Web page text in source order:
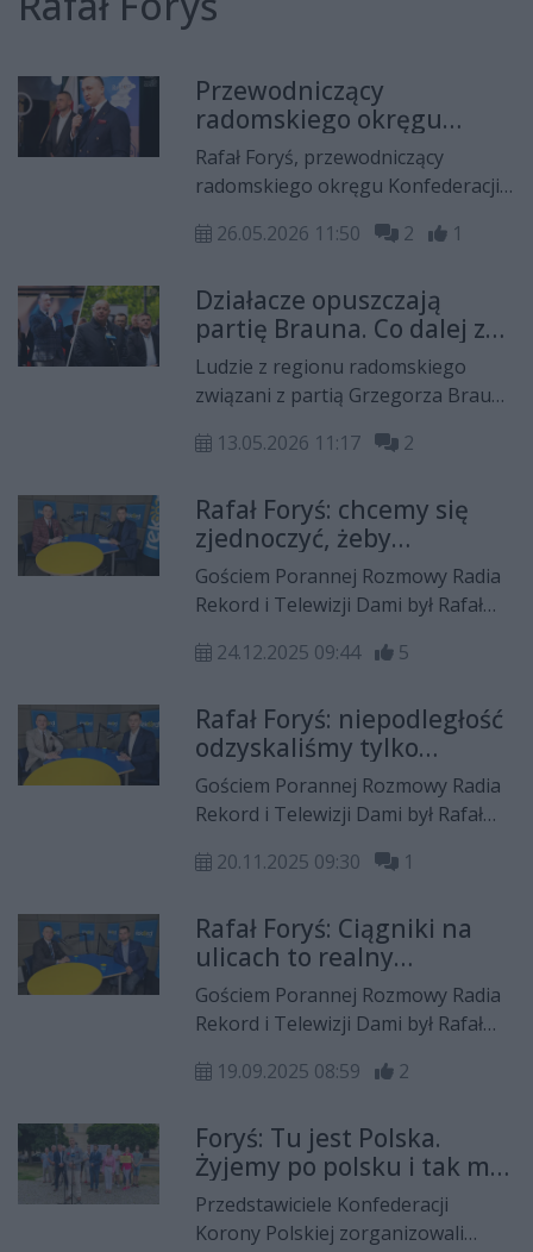
Przewodniczący
radomskiego okręgu
Konfederacji Korony
Polskiej w radzie
Nawrockiego
Rafał Foryś, przewodniczący
radomskiego okręgu Konfederacji
pośrednictwem mediów
powołany przez prezydenta Karola
Nawrockiego do Rady ds. Rolnictwa
i Obszarów Wiejskich.
26.05.2026 11:50 2 1
Działacze opuszczają
partię Brauna. Co dalej z
Konfederacją Korony
Polskiej w Radomiu?
Ludzie z regionu radomskiego
związani z partią Grzegorza Brauna
Przewodniczący lokalnych struktur
kolei były działacz stwierdza, że
jego odejście jest następstwem
tego, jak zarządza się lokalnymi
strukturami.
13.05.2026 11:17 2
Rafał Foryś: chcemy się
zjednoczyć, żeby
zawiązując taki pakt
senacki, przejąć Senat
Gościem Porannej Rozmowy Radia
Rekord i Telewizji Dami był Rafał
Polskiej.
24.12.2025 09:44 5
Rafał Foryś: niepodległość
odzyskaliśmy tylko
formalnie, naszą legislację
kształtuje Unia
Gościem Porannej Rozmowy Radia
Rekord i Telewizji Dami był Rafał
radomskiego Konfederacji Korony
20.11.2025 09:30 1
Rafał Foryś: Ciągniki na
ulicach to realny
scenariusz
Gościem Porannej Rozmowy Radia
Rekord i Telewizji Dami był Rafał
Polskiej. Rozmawiał m. in. o
radomskiego, oraz o ostatnich i
najbliższych działaniach swojego
ugrupowania
19.09.2025 08:59 2
Foryś: Tu jest Polska.
Żyjemy po polsku i tak ma
zostać
Przedstawiciele Konfederacji
Korony Polskiej zorganizowali